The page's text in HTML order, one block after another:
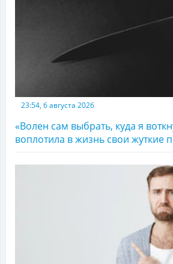
23:54, 6 августа 2026
«Волен сам выбрать, куда я
воплотила в жизнь свои жуткие